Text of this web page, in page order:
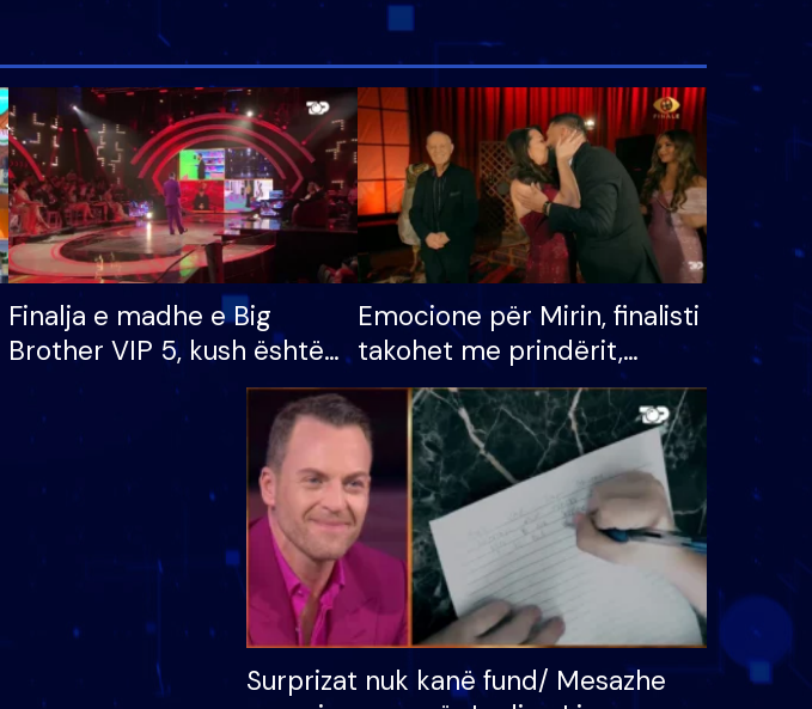
Finalja e madhe e Big
Brother VIP 5, kush është
banori i parë që lë shtëpinë
dhe humb mundësinë për
të fituar çmimin e madh
Emocione për Mirin, finalisti
takohet me prindërit,
vajzën dhe bashkëshorten:
S’kemi ndonjë letër divorci
apo jo?
Surprizat nuk kanë fund/ Mesazhe